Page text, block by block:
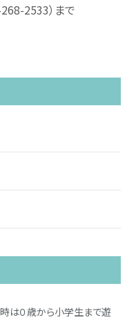
2533）まで
は０歳から小学生まで遊